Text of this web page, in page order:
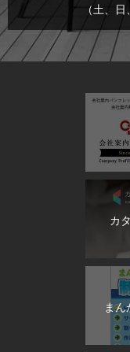
（土、
カ
ま